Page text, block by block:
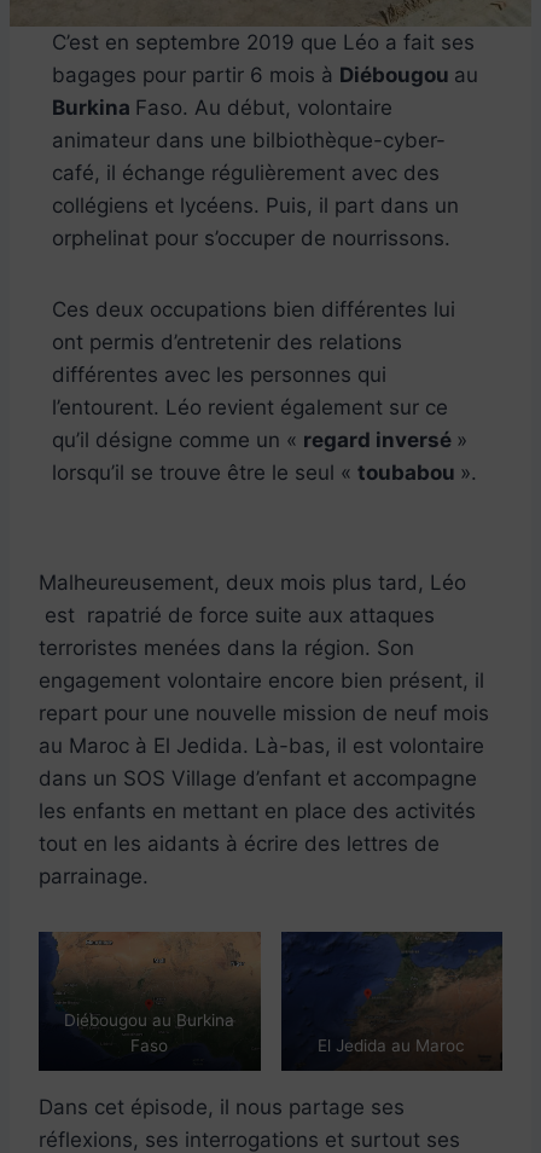
C’est en septembre 2019 que Léo a fait ses
bagages pour partir 6 mois à Diébougou au
Burkina Faso. Au début, volontaire
animateur dans une bilbiothèque-cyber-
café, il échange régulièrement avec des
collégiens et lycéens. Puis, il part dans un
orphelinat pour s’occuper de nourrissons.
Ces deux occupations bien différentes lui
ont permis d’entretenir des relations
différentes avec les personnes qui
l’entourent. Léo revient également sur ce
qu’il désigne comme un « regard inversé »
lorsqu’il se trouve être le seul « toubabou ».
Malheureusement, deux mois plus tard, Léo
est rapatrié de force suite aux attaques
terroristes menées dans la région. Son
engagement volontaire encore bien présent, il
repart pour une nouvelle mission de neuf mois
au Maroc à El Jedida. Là-bas, il est volontaire
dans un SOS Village d’enfant et accompagne
les enfants en mettant en place des activités
tout en les aidants à écrire des lettres de
parrainage.
Diébougou au Burkina
Faso
El Jedida au Maroc
Dans cet épisode, il nous partage ses
réflexions, ses interrogations et surtout ses